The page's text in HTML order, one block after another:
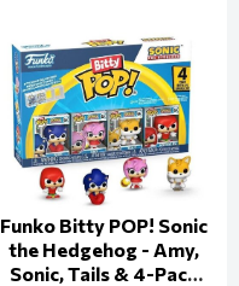
Funko Bitty POP! Sonic
the Hedgehog - Amy,
Sonic, Tails & 4-Pack